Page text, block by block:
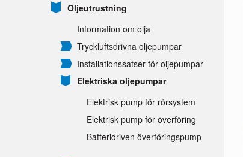
Oljeutrustning
Information om olja
Tryckluftsdrivna oljepumpar
Installationssatser för oljepumpar
Elektriska oljepumpar
Elektrisk pump för rörsystem
Elektrisk pump för överföring
Batteridriven överföringspump